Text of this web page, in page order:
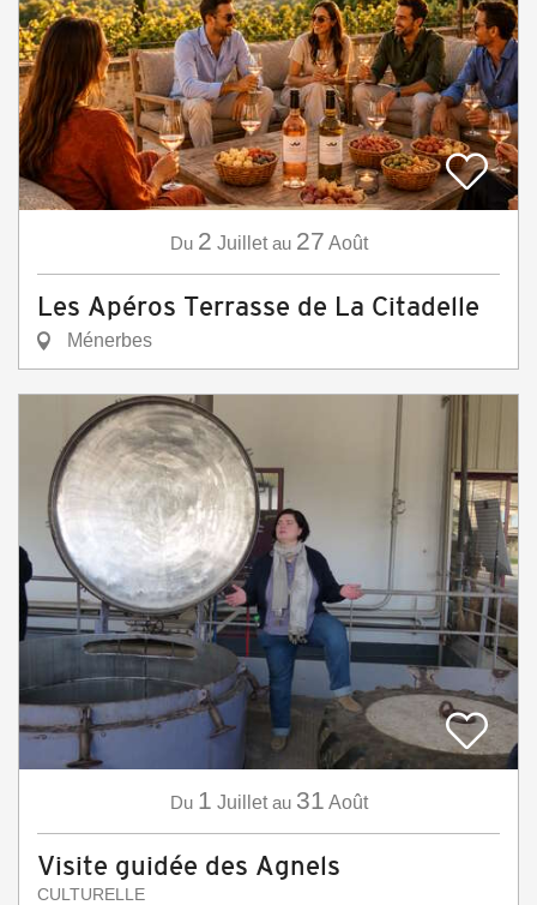
Du 2 Juillet au 27 Août
Les Apéros Terrasse de La Citadelle
Ménerbes
Du 1 Juillet au 31 Août
Visite guidée des Agnels
CULTURELLE